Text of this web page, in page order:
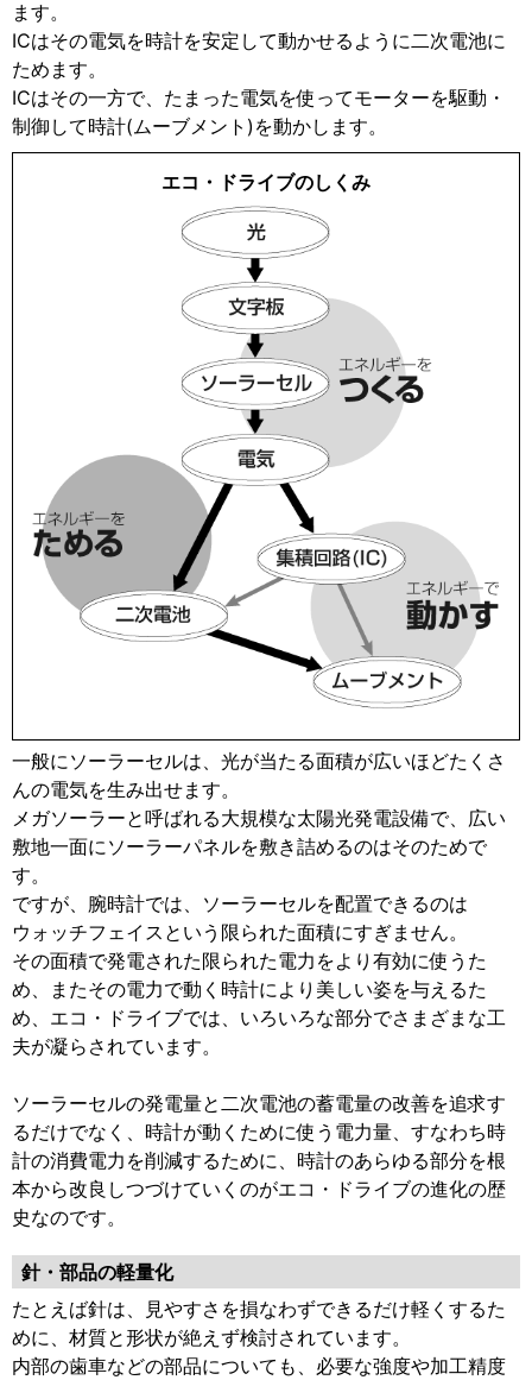
ます。
ICはその電気を時計を安定して動かせるように二次電池に
ためます。
ICはその一方で、たまった電気を使ってモーターを駆動・
制御して時計(ムーブメント)を動かします。
エコ・ドライブのしくみ
一般にソーラーセルは、光が当たる面積が広いほどたくさ
んの電気を生み出せます。
メガソーラーと呼ばれる大規模な太陽光発電設備で、広い
敷地一面にソーラーパネルを敷き詰めるのはそのためで
す。
ですが、腕時計では、ソーラーセルを配置できるのは
ウォッチフェイスという限られた面積にすぎません。
その面積で発電された限られた電力をより有効に使うた
め、またその電力で動く時計により美しい姿を与えるた
め、エコ・ドライブでは、いろいろな部分でさまざまな工
夫が凝らされています。
ソーラーセルの発電量と二次電池の蓄電量の改善を追求す
るだけでなく、時計が動くために使う電力量、すなわち時
計の消費電力を削減するために、時計のあらゆる部分を根
本から改良しつづけていくのがエコ・ドライブの進化の歴
史なのです。
針・部品の軽量化
たとえば針は、見やすさを損なわずできるだけ軽くするた
めに、材質と形状が絶えず検討されています。
内部の歯車などの部品についても、必要な強度や加工精度